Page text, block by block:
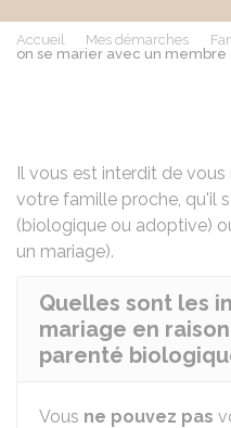
Accueil Mes démarches
on se marier avec un membre
Il vous est interdit de
votre famille proche, qu'il
(biologique ou adoptive)
un mariage).
Quelles sont les
mariage en
parenté
Vous ne pouvez pas